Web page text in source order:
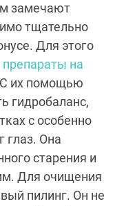
замечают
тщательно
Для этого
препараты на
их помощью
гидробаланс,
с особенно
глаз. Она
старения и
Для очищения
пилинг. Он не